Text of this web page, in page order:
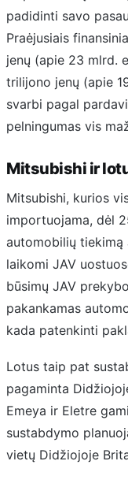
padidinti savo
Praėjusiais
jenų (apie 23 mlrd.
trilijono jenų (apie
svarbi pagal
pelningumas vis
Mitsubishi ir
Mitsubishi, kurios
importuojama, dėl
automobilių tiekimą
laikomi JAV
būsimų JAV
pakankamas
kada patenkinti
Lotus taip pat
pagaminta
Emeya ir Eletre
sustabdymo
vietų Didžiojoje